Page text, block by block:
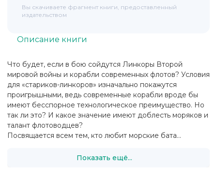
Что будет, если в бою сойдутся Линкоры Второй
мировой войны и корабли современных флотов? Условия
для «стариков-линкоров» изначально покажутся
проигрышными, ведь современные корабли вроде бы
имеют бесспорное технологическое преимущество. Но
так ли это? И какое значение имеют доблесть моряков и
талант флотоводцев?
Посвящается всем тем, кто любит морские бата...
Показать ещё...
Описание книги
Вы скачиваете фрагмент книги, предоставленный
издательством